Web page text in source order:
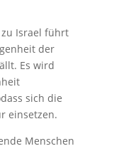
Israel führt
der
Es wird
sich die
einsetzen.
Menschen